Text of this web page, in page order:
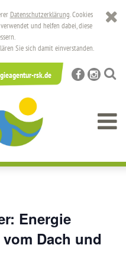
rsk.de
Energie
Dach und
Datenschutzerklärung. Cookies
und helfen dabei, diese
Sie sich damit einverstanden.